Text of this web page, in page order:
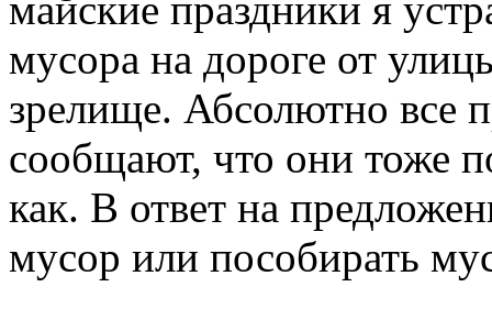
майские праздники я
мусора на дороге от
зрелище. Абсолютно все
сообщают, что они тоже
как. В ответ на
мусор или пособирать